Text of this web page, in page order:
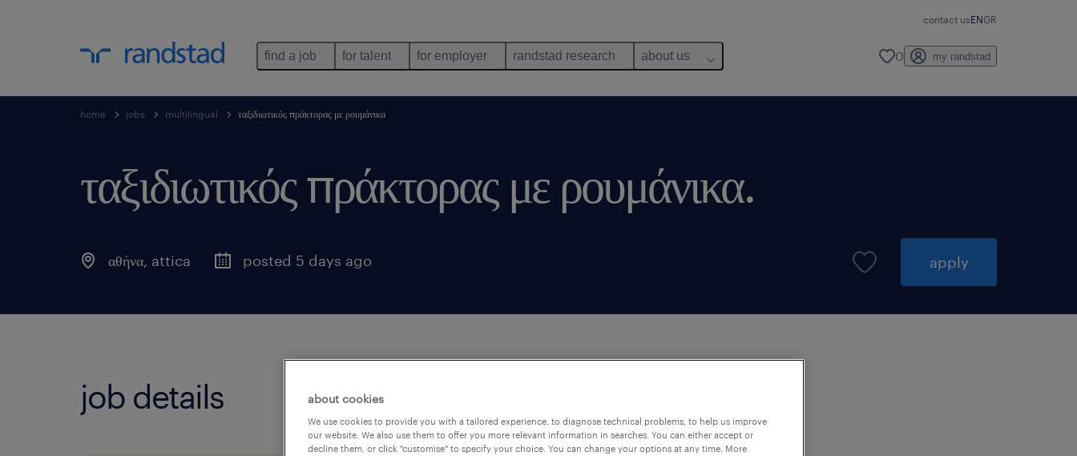
contact usENGR
find a job for talent for employer randstad research about us 0 my randstad
home jobs multilingual ταξιδιωτικός πράκτορας με ρουμάνικα
ταξιδιωτικός πράκτορας με ρουμάνικα.
αθήνα, attica posted 5 days ago apply
job details about cookies
We use cookies to provide you with a tailored experience, to diagnose technical problems, to help us improve
our website. We also use them to offer you more relevant information in searches. You can either accept or
decline them, or click "customise" to specify your choice. You can change your options at any time. More